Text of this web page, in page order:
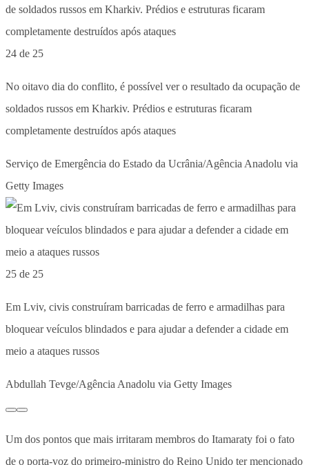
24 de 25
No oitavo dia do conflito, é possível ver o resultado da ocupação de
soldados russos em Kharkiv. Prédios e estruturas ficaram
completamente destruídos após ataques
Serviço de Emergência do Estado da Ucrânia/Agência Anadolu via
Getty Images
25 de 25
Em Lviv, civis construíram barricadas de ferro e armadilhas para
bloquear veículos blindados e para ajudar a defender a cidade em
meio a ataques russos
Abdullah Tevge/Agência Anadolu via Getty Images
Um dos pontos que mais irritaram membros do Itamaraty foi o fato
de o porta-voz do primeiro-ministro do Reino Unido ter mencionado